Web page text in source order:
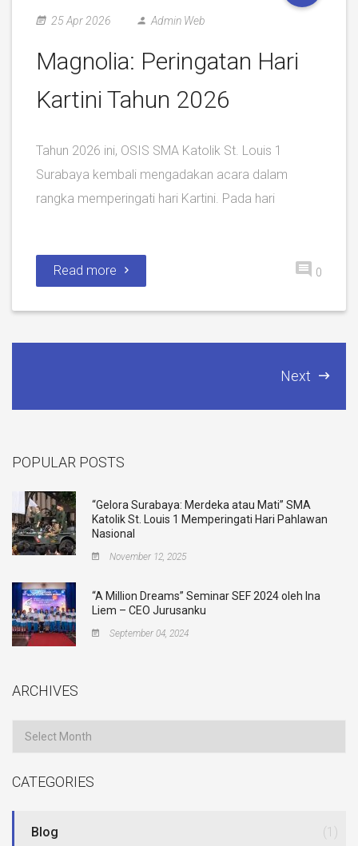
25 Apr 2026 Admin Web
Magnolia: Peringatan Hari
Kartini Tahun 2026
Tahun 2026 ini, OSIS SMA Katolik St. Louis 1
Surabaya kembali mengadakan acara dalam
rangka memperingati hari Kartini. Pada hari
Read more 0
Next
POPULAR POSTS
“Gelora Surabaya: Merdeka atau Mati” SMA
Katolik St. Louis 1 Memperingati Hari Pahlawan
Nasional
November 12, 2025
“A Million Dreams” Seminar SEF 2024 oleh Ina
Liem – CEO Jurusanku
September 04, 2024
ARCHIVES
Archives
CATEGORIES
Blog (1)